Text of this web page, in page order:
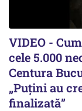
VIDEO -
cele 5.000
Centura
„Puțini au
finalizată”